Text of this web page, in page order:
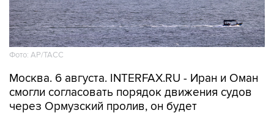
Фото: AP/ТАСС
Москва. 6 августа. INTERFAX.RU - Иран и Оман
смогли согласовать порядок движения судов
через Ормузский пролив, он будет